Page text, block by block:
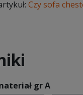
Czy sofa
gr A